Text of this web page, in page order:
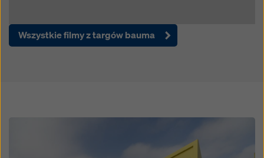
Wszystkie filmy z targów bauma